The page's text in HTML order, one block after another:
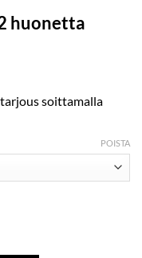
huonetta
soittamalla
POISTA